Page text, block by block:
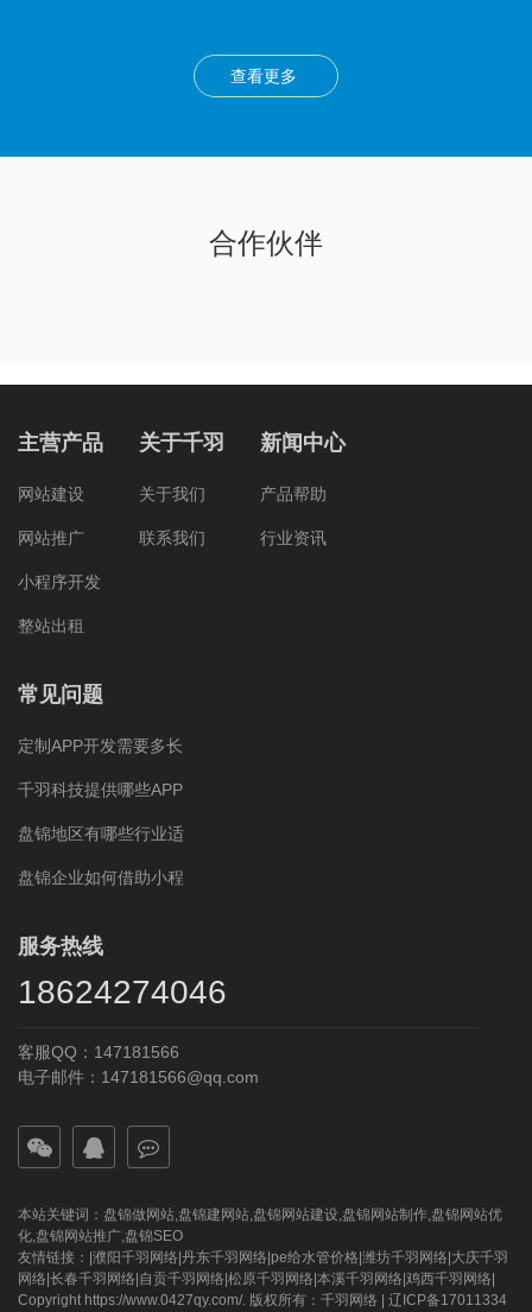
查看更多
合作伙伴
主营产品
网站建设
网站推广
小程序开发
整站出租
关于千羽
关于我们
联系我们
新闻中心
产品帮助
行业资讯
常见问题
定制APP开发需要多长
千羽科技提供哪些APP
盘锦地区有哪些行业适
盘锦企业如何借助小程
服务热线
18624274046
客服QQ：147181566
电子邮件：147181566@qq.com
本站关键词： 盘锦做网站,盘锦建网站,盘锦网站建设,盘锦网站制作,盘锦网站优
化,盘锦网站推广,盘锦SEO
友情链接：| 濮阳千羽网络 丹东千羽网络 pe给水管价格 潍坊千羽网络 大庆千羽
网络 长春千羽网络 自贡千羽网络 松原千羽网络 本溪千羽网络 鸡西千羽网络
Copyright https://www.0427qy.com/. 版权所有： 千羽网络
辽ICP备17011334